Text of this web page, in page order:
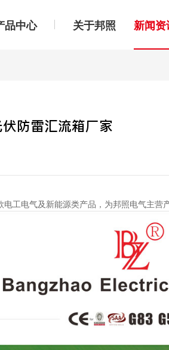
品中心 关于邦照 新闻资
防雷汇流箱厂家
电工电气及新能源类产品，为邦照电气主营